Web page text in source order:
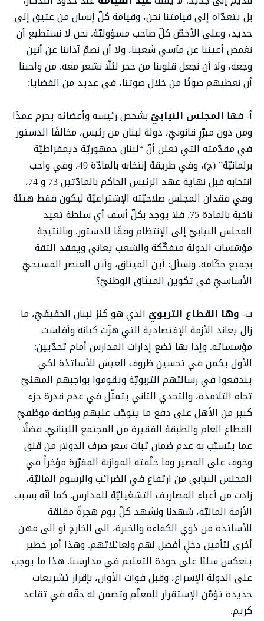
بل يتعدّاه إلى قيامتنا نحن، وقيامة كلّ إنسان من عتيق إلى
جديد، وعلى الأخصّ كلّ صاحب مسؤوليّة. نحن لا نستطيع أن
نغمض أعيننا عن مآسي شعبنا، ولا أن نصمّ آذاننا عن أنين
وجعه، ولا أن نجعل قلوبنا من حجر لئلّا نشعر معه. من واجبنا
أن نعطيهم صوتًا من خلال صوتنا، في عديد من القضايا:
أ- فها المجلس النيابيّبشخص رئيسه وأعضائه يحرم عمدًا
ومن دون مبرّرٍ قانونيّ، دولة لبنان من رئيس، مخالفًا الدستور
في مقدّمته التي تعلن أنّ “لبنان جمهوريّة ديمقراطيّة
برلمانيّة” (ج)، وفي طريقة إنتخابه بالمادّة 49، وفي واجب
انتخابه قبل نهاية عهد الرئيس الحاكم بالمادّتين 73 و 74،
وفي فقدان المجلس صلاحيّته الإشتراعيّة ليكون فقط هيئة
ناخبة بالمادة 75. فلا يوجد بكلّ أسف أي سلطة تعيد
المجلس النيابيّ إلى الإنتظام وفقًا للدستور. وبالنتيجة
مؤسّسات الدولة متفكّكة والشعب يعاني ويفقد الثقة
بجميع حكّامه. ونسأل: أين الميثاق، وأين العنصر المسيحيّ
الأساسيّ في تكوين الميثاق الوطنيّ؟
ب-وها القطاع التربويّ الذي هو كنز لبنان الحقيقيّ، ما
زال يعاند الأزمة الإقتصادية التي هزّت كيانه وأفلست
مؤسساته. وإذا بها تضع إدارات المدارس أمام تحدّيين:
الأول يكمن في تحسين ظروف العيش للأساتذة لكي
يندفعوا في رسالتهم التربويّة ويقوموا بواجبهم المهنيّ
تجاه التلامذة، والتحدي الثاني يتمثّل في عدم قدرة جزء
كبير من الأهل على دفع ما يتوجّب عليهم وبخاصة موظفيّ
القطاع العام والطبقة الفقيرة من المجتمع اللبنانيّ. فضلًا
عما يتسبّب به عدم ضمان ثبات سعر صرف الدولار من قلق
وخوف على المصير وما خلّفته الموازنة المقرّرة مؤخراً في
المجلس النيابي من ارتفاع في الضرائب والرسوم الماليّة،
زادت من أعباء المصاريف التشغيليّة للمدارس. كما أنّه بسبب
الأزمة الماليّة، شهدنا ونشهد كلّ يوم هجرةً مقلقة
للأساتذة من ذوي الكفاءة والخبرة، الى الخارج أو الى مهن
أخرى لتأمين دخلٍ أفضل لهم ولعائلاتهم. وهذا أمر خطير
ينعكس سلبًا على جودة التعليم في مدارسنا. هذا ما يوجب
على الدولة الإسراع، وقبل فوات الأوان، بإقرار تشريعات
جديدة تؤمّن الإستقرار للمعلّم وتضمن له حقّه في تقاعد
كريم.